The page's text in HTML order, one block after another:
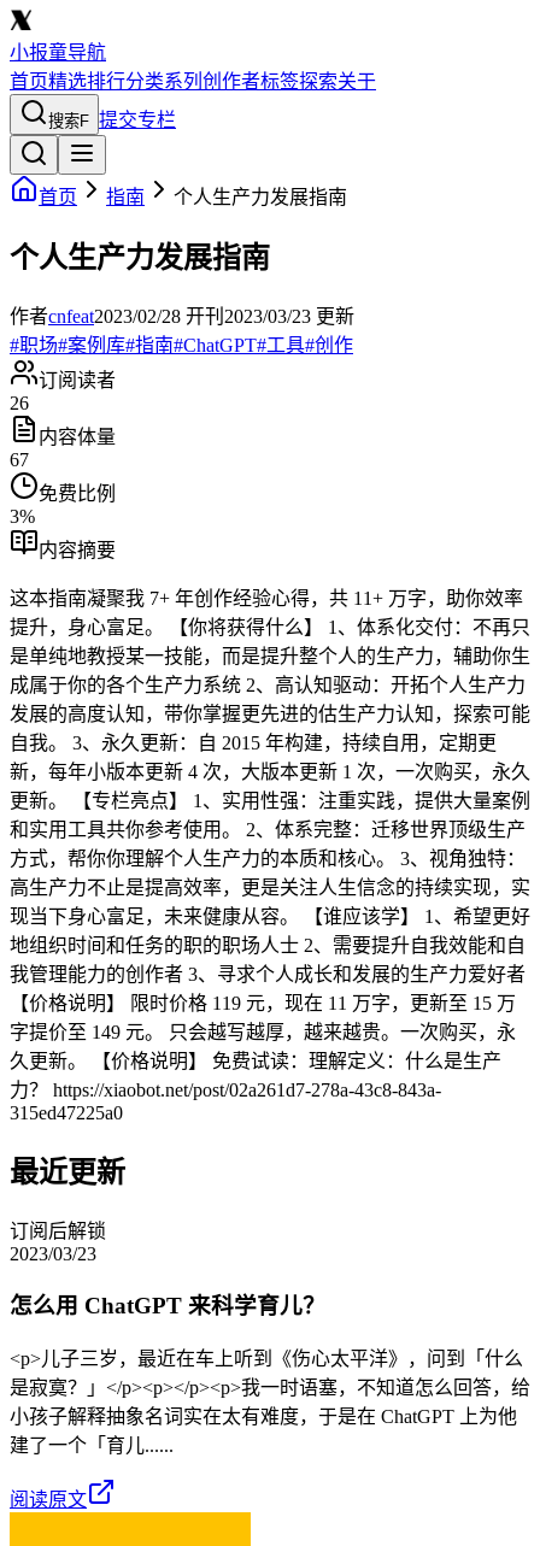
小报童导航
首页精选排行分类系列 创作者标签探索关于
搜索F 提交专栏
首页 指南 个人生产力发展指南
个人生产力发展指南
作者cnfeat2023/02/28 开刊 2023/03/23 更新
#职场#案例库#指南#ChatGPT#工具#创作
订阅读者
26
内容体量
67
免费比例
3%
内容摘要
这本指南凝聚我 7+ 年创作经验心得，共 11+ 万字，助你效率
提升，身心富足。 【你将获得什么】 1、体系化交付：不再只
是单纯地教授某一技能，而是提升整个人的生产力，辅助你生
成属于你的各个生产力系统 2、高认知驱动：开拓个人生产力
发展的高度认知，带你掌握更先进的估生产力认知，探索可能
自我。 3、永久更新：自 2015 年构建，持续自用，定期更
新，每年小版本更新 4 次，大版本更新 1 次，一次购买，永久
更新。 【专栏亮点】 1、实用性强：注重实践，提供大量案例
和实用工具共你参考使用。 2、体系完整：迁移世界顶级生产
方式，帮你你理解个人生产力的本质和核心。 3、视角独特：
高生产力不止是提高效率，更是关注人生信念的持续实现，实
现当下身心富足，未来健康从容。 【谁应该学】 1、希望更好
地组织时间和任务的职的职场人士 2、需要提升自我效能和自
我管理能力的创作者 3、寻求个人成长和发展的生产力爱好者
【价格说明】 限时价格 119 元，现在 11 万字，更新至 15 万
字提价至 149 元。 只会越写越厚，越来越贵。一次购买，永
久更新。 【价格说明】 免费试读：理解定义：什么是生产
力？ https://xiaobot.net/post/02a261d7-278a-43c8-843a-
315ed47225a0
最近更新
订阅后解锁
2023/03/23
怎么用 ChatGPT 来科学育儿？
<p>儿子三岁，最近在车上听到《伤心太平洋》，问到「什么
是寂寞？」</p><p></p><p>我一时语塞，不知道怎么回答，给
小孩子解释抽象名词实在太有难度，于是在 ChatGPT 上为他
建了一个「育儿......
阅读原文